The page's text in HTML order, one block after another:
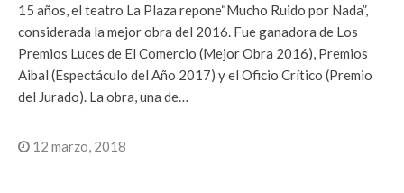
15 años, el teatro La Plaza repone“Mucho Ruido por Nada”,
considerada la mejor obra del 2016. Fue ganadora de Los
Premios Luces de El Comercio (Mejor Obra 2016), Premios
Aibal (Espectáculo del Año 2017) y el Oficio Crítico (Premio
del Jurado). La obra, una de…
12 marzo, 2018